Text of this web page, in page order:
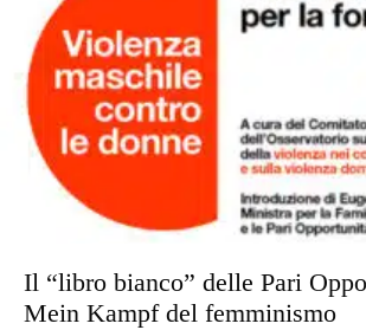
Il “libro bianco” delle Pari
Mein Kampf del femminismo